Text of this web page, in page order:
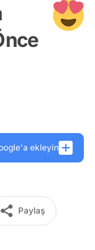
ekleyin
Paylaş